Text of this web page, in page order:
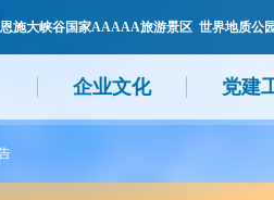
恩施大峡谷国家AAAAA旅游景区 世界地质公
企业文化 党建